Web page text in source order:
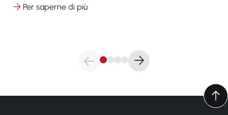
Per saperne di più